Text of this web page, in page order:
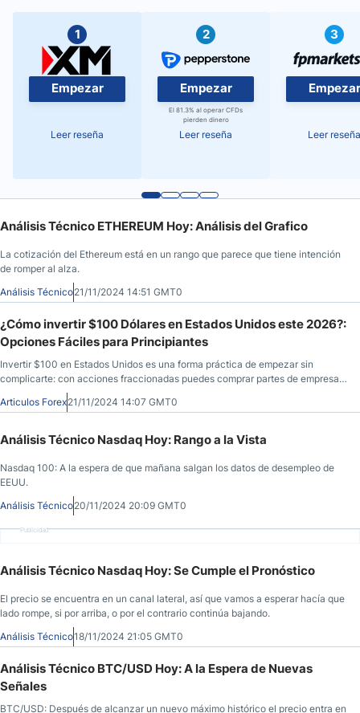
1
Empezar
Leer reseña
2
Empezar
El 81.3% al operar CFDs
pierden dinero
Leer reseña
3
Empezar
Leer reseña
Análisis Técnico ETHEREUM Hoy: Análisis del Grafico
La cotización del Ethereum está en un rango que parece que tiene intención
de romper al alza.
Análisis Técnico21/11/2024 14:51 GMT0
¿Cómo invertir $100 Dólares en Estados Unidos este 2026?:
Opciones Fáciles para Principiantes
Invertir $100 en Estados Unidos es una forma práctica de empezar sin
complicarte: con acciones fraccionadas puedes comprar partes de empresas,
con ETFs puedes diversificar desde el primer día y con robo-advisors puedes
automatizar una cartera según tu perfil. La clave no es “hacerlo perfecto”,
constancia.
Articulos Forex21/11/2024 14:07 GMT0
Análisis Técnico Nasdaq Hoy: Rango a la Vista
Nasdaq 100: A la espera de que mañana salgan los datos de desempleo de
EEUU.
Análisis Técnico20/11/2024 20:09 GMT0
Publicidad
Análisis Técnico Nasdaq Hoy: Se Cumple el Pronóstico
El precio se encuentra en un canal lateral, así que vamos a esperar hacía que
lado rompe, si por arriba, o por el contrario continúa bajando.
Análisis Técnico18/11/2024 21:05 GMT0
Análisis Técnico BTC/USD Hoy: A la Espera de Nuevas
Señales
BTC/USD: Después de alcanzar un nuevo máximo histórico el precio entra en